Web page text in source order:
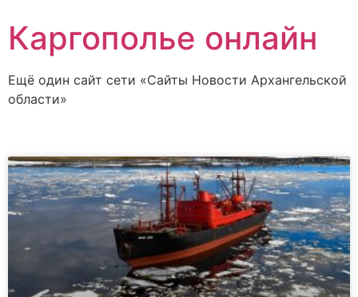
Каргополье онлайн
Ещё один сайт сети «Сайты Новости Архангельской
области»